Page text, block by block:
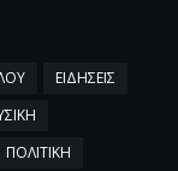
ΕΙΔΗΣΕΙΣ
ΠΟΛΙΤΙΚΗ